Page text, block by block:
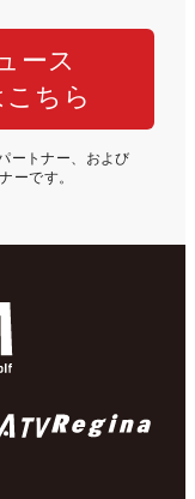
ース
ちら
ートナー、および
ーです。